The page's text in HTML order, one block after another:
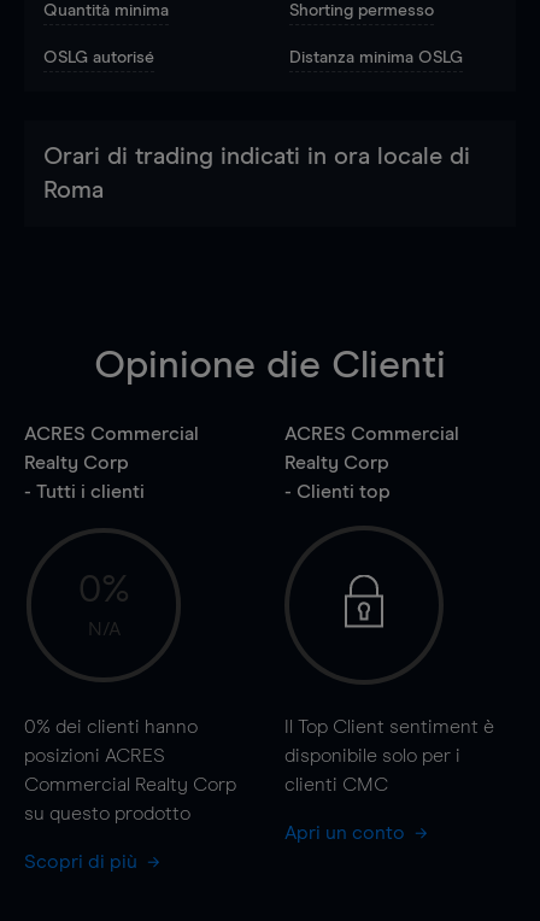
Quantità minima Shorting permesso
OSLG autorisé Distanza minima OSLG
Orari di trading indicati in ora locale di
Roma
Opinione die Clienti
ACRES Commercial
Realty Corp
- Tutti i clienti
0%
N/A
0% dei clienti hanno
posizioni ACRES
Commercial Realty Corp
su questo prodotto
Scopri di più
ACRES Commercial
Realty Corp
- Clienti top
Il Top Client sentiment è
disponibile solo per i
clienti CMC
Apri un conto